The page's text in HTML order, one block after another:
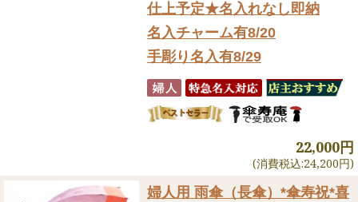
仕上予定★名入れなし即納
名入チャーム有8/20
手彫り名入有8/29
22,000円
(消費税込:24,200円)
婦人用 雨傘（長傘） *傘寿祝*喜